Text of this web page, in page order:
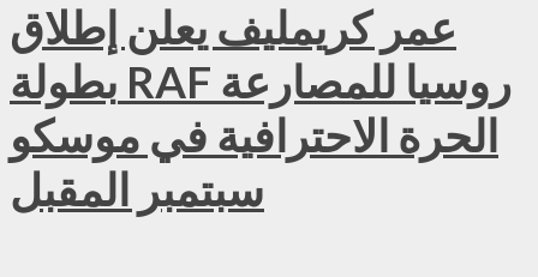
عمر كريمليف يعلن إطلاق
بطولة RAF روسيا للمصارعة
الحرة الاحترافية في موسكو
سبتمبر المقبل